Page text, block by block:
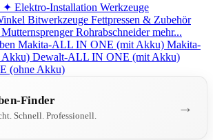
✦ Elektro-Installation Werkzeuge
Bitwerkzeuge Fettpressen & Zubehör
Mutternsprenger Rohrabschneider mehr...
Makita-ALL IN ONE (mit Akku) Makita-
Akku) Dewalt-ALL IN ONE (mit Akku)
(ohne Akku)
Finder
Schnell. Professionell. →